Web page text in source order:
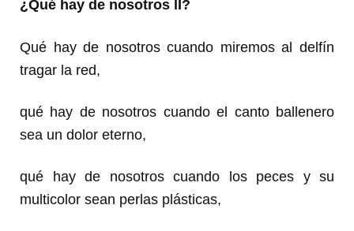
¿Qué hay de nosotros lI?
Qué hay de nosotros cuando miremos al delfín
tragar la red,
qué hay de nosotros cuando el canto ballenero
sea un dolor eterno,
qué hay de nosotros cuando los peces y su
multicolor sean perlas plásticas,